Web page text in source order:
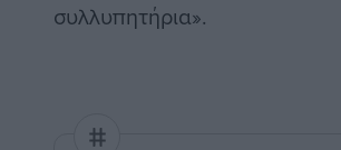
συλλυπητήρια».